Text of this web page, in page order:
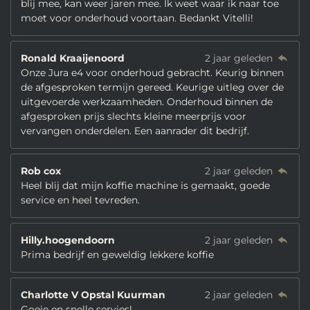
blij mee, kan weer jaren mee. Ik weet waar ik naar toe
moet voor onderhoud voortaan. Bedankt Vitelli!
Ronald Kraaijenoord
2 jaar geleden
Onze Jura e4 voor onderhoud gebracht. Keurig binnen
de afgesproken termijn gereed. Keurige uitleg over de
uitgevoerde werkzaamheden. Onderhoud binnen de
afgesproken prijs slechts kleine meerprijs voor
vervangen onderdelen. Een aanrader dit bedrijf.
Rob cox
2 jaar geleden
Heel blij dat mijn koffie machine is gemaakt, goede
service en heel tevreden.
Hilly.hoogendoorn
2 jaar geleden
Prima bedrijf en geweldig lekkere koffie
Charlotte V Opstal Kuurman
2 jaar geleden